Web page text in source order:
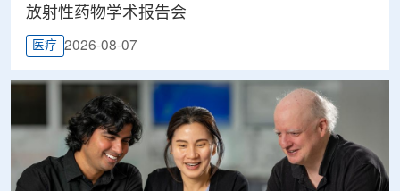
放射性药物学术报告会
医疗 2026-08-07